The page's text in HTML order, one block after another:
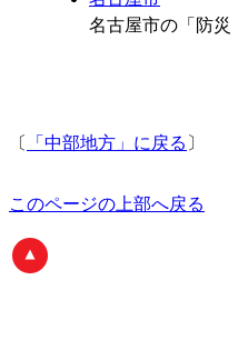
名古屋市の「防災
〔 「中部地方」に戻る 〕
このページの上部へ戻る